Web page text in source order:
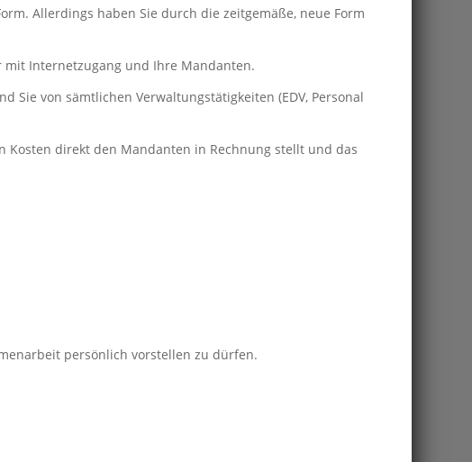
Allerdings haben Sie durch die zeitgemäße, neue Form
mit Internetzugang und Ihre Mandanten.
Sie von sämtlichen Verwaltungstätigkeiten (EDV, Personal
Kosten direkt den Mandanten in Rechnung stellt und das
persönlich vorstellen zu dürfen.